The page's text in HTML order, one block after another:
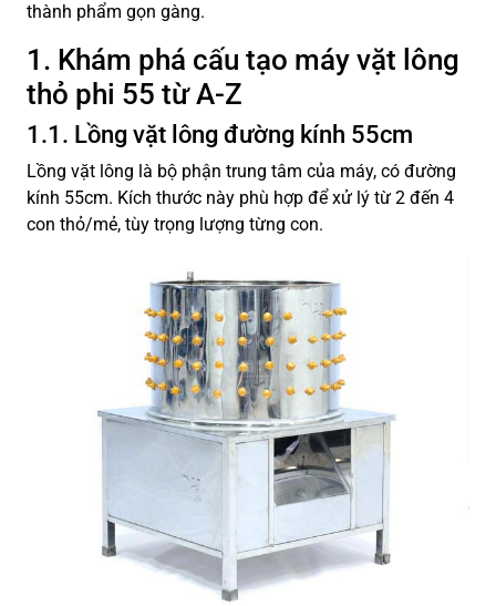
thành phẩm gọn gàng.
1. Khám phá cấu tạo máy vặt lông
thỏ phi 55 từ A-Z
1.1. Lồng vặt lông đường kính 55cm
Lồng vặt lông là bộ phận trung tâm của máy, có đường
kính 55cm. Kích thước này phù hợp để xử lý từ 2 đến 4
con thỏ/mẻ, tùy trọng lượng từng con.